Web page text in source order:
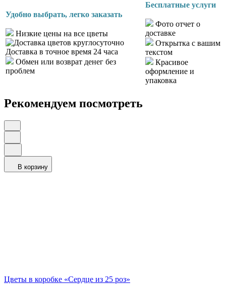
Удобно выбрать, легко заказать
Низкие цены на все цветы
Доставка в точное время 24 часа
Обмен или возврат денег без
проблем
Бесплатные услуги
Фото отчет о
доставке
Открытка с вашим
текстом
Красивое
оформление и
упаковка
Рекомендуем посмотреть
В корзину
Цветы в коробке «Сердце из 25 роз»